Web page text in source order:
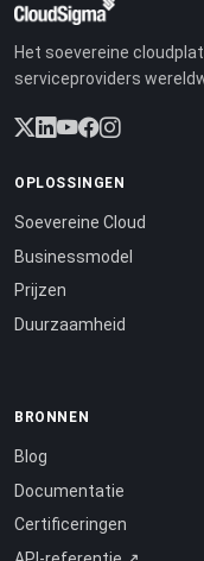
Het soevereine
serviceproviders
OPLOSSINGEN
Soevereine Cloud
Businessmodel
Prijzen
Duurzaamheid
BRONNEN
Blog
Documentatie
Certificeringen